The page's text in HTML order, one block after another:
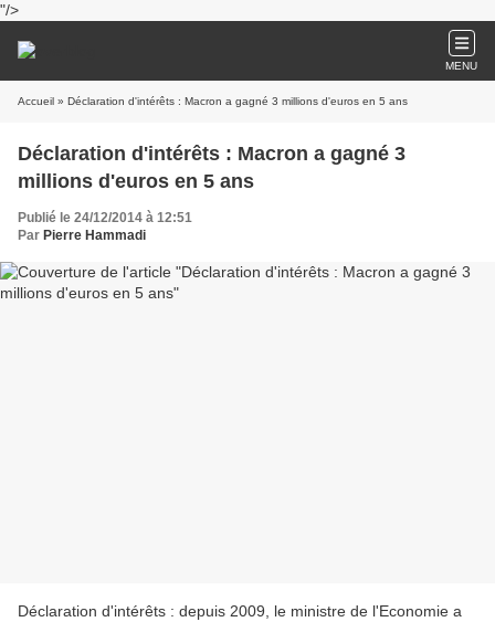
"/>
MENU
Accueil » Déclaration d'intérêts : Macron a gagné 3 millions d'euros en 5 ans
Déclaration d'intérêts : Macron a gagné 3
millions d'euros en 5 ans
Publié le 24/12/2014 à 12:51
Par Pierre Hammadi
Déclaration d'intérêts : depuis 2009, le ministre de l'Economie a